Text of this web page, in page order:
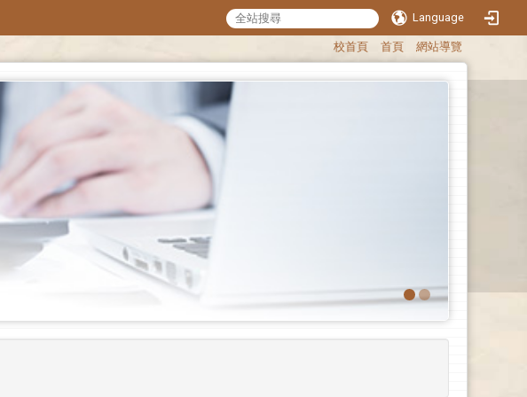
Language
校首頁 首頁 網站導覽